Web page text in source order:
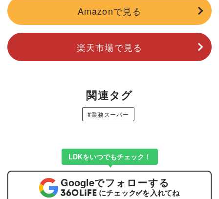
Amazonで見る
楽天市場で見る
関連タグ
#業務スーパー
LDKをいつでもチェック！
Googleでフォローする
にチェック✅を入れてね